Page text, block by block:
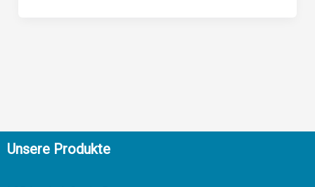
Unsere Produkte